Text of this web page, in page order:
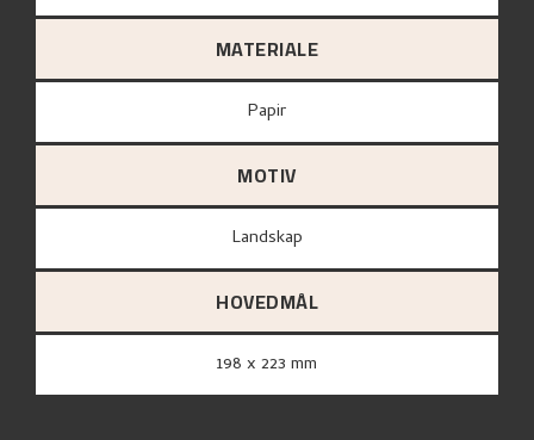
MATERIALE
papir
MOTIV
Landskap
HOVEDMÅL
198 x 223 mm